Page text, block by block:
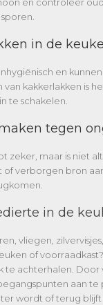
en controleer
in de
en
kakkerlakken is
te schakelen.
tegen
zeker, maar is niet
of verborgen bron
in de
vliegen,
of
te achterhalen. Door
aan te
wordt of terug blijft